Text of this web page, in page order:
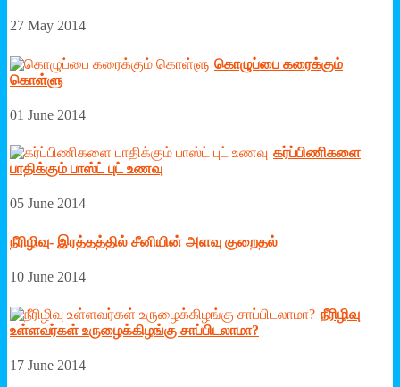
27 May 2014
கொழுப்பை கரைக்கும்
கொள்ளு
01 June 2014
கர்ப்பிணிகளை
பாதிக்கும் பாஸ்ட் புட் உணவு
05 June 2014
நீரிழிவு- இரத்தத்தில் சீனியின் அளவு குறைதல்
10 June 2014
நீரிழிவு
உள்ளவர்கள் உருழைக்கிழங்கு சாப்பிடலாமா?
17 June 2014